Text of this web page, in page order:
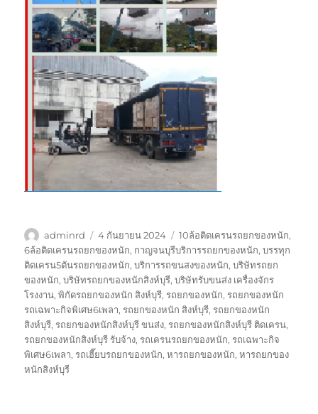
ผู้
เขียน
adminrd
เขียน
เมื่อ
4 กันยายน 2024
ป้าย
กำกับ
10ล้อติดเครนรถยกของหนัก,
6ล้อติดเครนรถยกของหนัก, กาญจนบุรีบริการรถยกของหนัก,บรรทุก
ติดเครน5ตันรถยกของหนัก,บริการรถขนสงของหนัก,บริษัทรถยก
ของหนัก,บริษัทรถยกของหนักสิงห์บุรี,บริษัทรับขนส่ง เครื่องจักร
โรงงาน,พิกัดรถยกของหนัก สิงห์บุรี,รถยกของหนัก,รถยกของหนัก
รถเฉพาะกิจพิเศษ6เพลา,รถยกของหนัก สิงห์บุรี,รถยกของหนัก
สิงห์บุรี,รถยกของหนักสิงห์บุรี ขนส่ง,รถยกของหนักสิงห์บุรี ติดเครน,
รถยกของหนักสิงห์บุรี รับจ้าง,รถเครนรถยกของหนัก,รถเฉพาะกิจ
พิเศษ6เพลา,รถเฮี๊ยบรถยกของหนัก,หารถยกของหนัก,หารถยกของ
หนักสิงห์บุรี